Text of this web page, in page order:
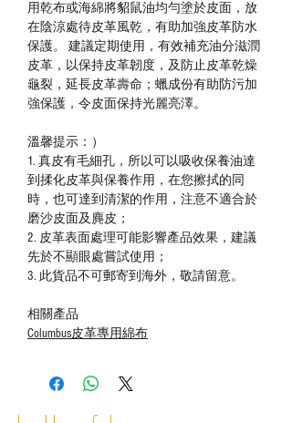
用乾布或海綿將貂鼠油均勻塗於皮面，放
在陰涼處待皮革風乾，有助加強皮革防水
保護。 建議定期使用，有效補充油分滋潤
皮革，以保持皮革韌度，及防止皮革乾燥
龜裂，延長皮革壽命；蠟成份有助防污加
強保護，令皮面保持光麗亮澤。
溫馨提示：）
1. 真皮有毛細孔，所以可以吸收保養油達
到揉化皮革與保養作用，在您擦拭的同
時，也可達到清潔的作用，注意不適合於
磨沙皮面及麂皮；
2. 皮革表面處理可能影響產品效果，建議
先於不顯眼處嘗試使用；
3. 此貨品不可郵寄到海外，敬請留意。
相關產品
Columbus皮革專用綿布